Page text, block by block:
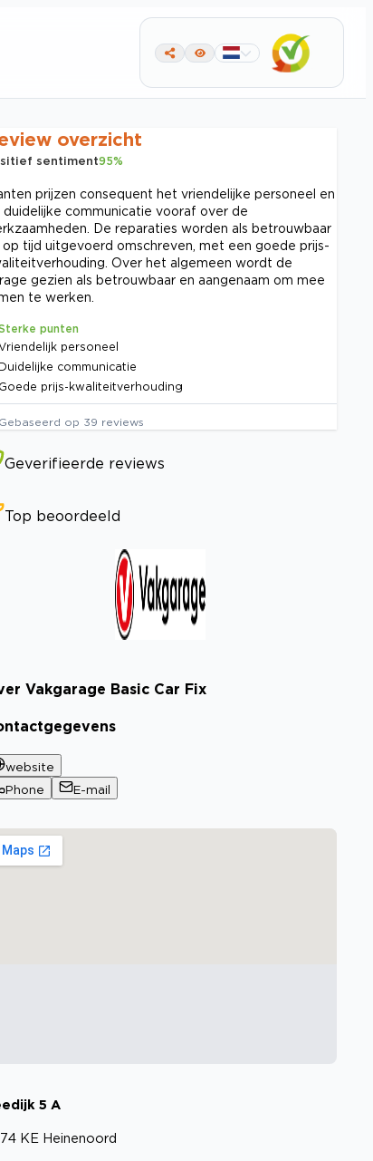
overzicht
sentiment95%
prijzen consequent het vriendelijke personeel en
duidelijke communicatie vooraf over de
De reparaties worden als betrouwbaar
op tijd uitgevoerd omschreven, met een goede prijs-
Over het algemeen wordt de
gezien als betrouwbaar en aangenaam om mee
te werken.
punten
personeel
Duidelijke communicatie
Goede prijs-kwaliteitverhouding
Gebaseerd op 39 reviews
Geverifieerde reviews
Top beoordeeld
certificaat
Vakgarage Basic Car Fix
website
Phone
E-mail
5 A
KE Heinenoord